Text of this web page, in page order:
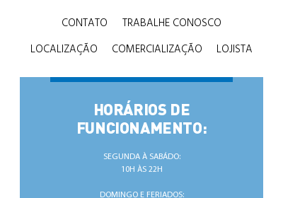
CONTATO
TRABALHE CONOSCO
LOCALIZAÇÃO
COMERCIALIZAÇÃO LOJISTA
HORÁRIOS DE
FUNCIONAMENTO:
SEGUNDA À SABÁDO:
10H ÀS 22H
DOMINGO E FERIADOS: